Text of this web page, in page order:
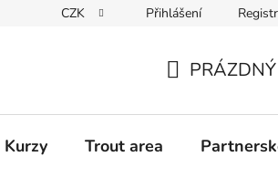
CZK Přihlášení
KOŠÍK
Kurzy Trout area